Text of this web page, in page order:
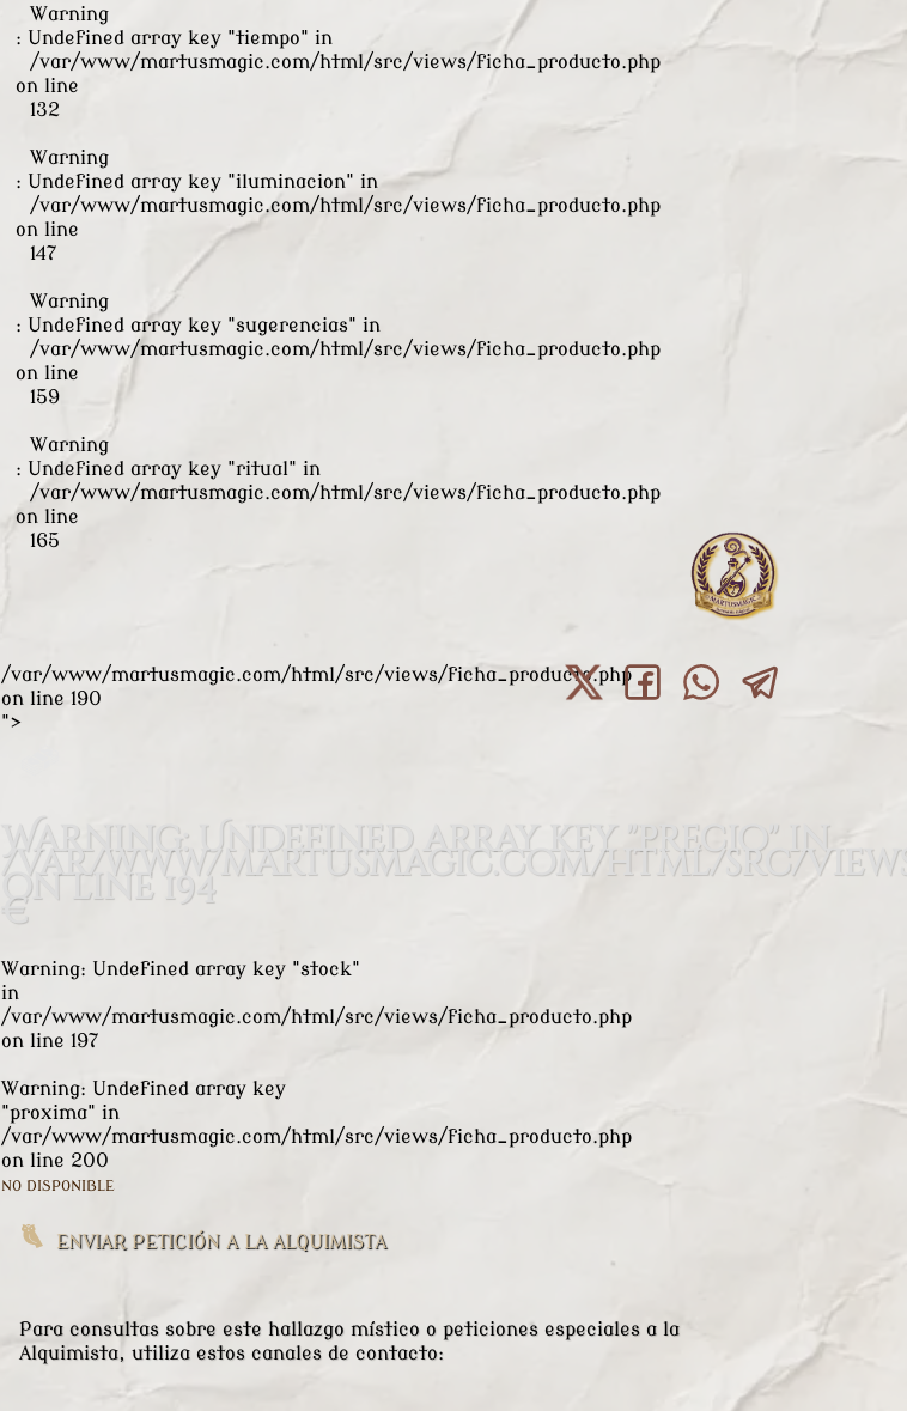
Warning
: Undefined array key "tiempo" in
/var/www/martusmagic.com/html/src/views/ficha_producto.php
on line
132
Warning
: Undefined array key "iluminacion" in
/var/www/martusmagic.com/html/src/views/ficha_producto.php
on line
147
Warning
: Undefined array key "sugerencias" in
/var/www/martusmagic.com/html/src/views/ficha_producto.php
on line
159
Warning
: Undefined array key "ritual" in
/var/www/martusmagic.com/html/src/views/ficha_producto.php
on line
165
/var/www/martusmagic.com/html/src/views/ficha_producto.php
on line 190
">
Warning: Undefined array key "precio" in
/var/www/martusmagic.com/html/src/
on line 194
€
Warning: Undefined array key "stock"
in
/var/www/martusmagic.com/html/src/views/ficha_producto.php
on line 197
Warning: Undefined array key
"proxima" in
/var/www/martusmagic.com/html/src/views/ficha_producto.php
on line 200
NO DISPONIBLE
ENVIAR PETICIÓN A LA ALQUIMISTA
Para consultas sobre este hallazgo místico o peticiones especiales a la
Alquimista, utiliza estos canales de contacto: